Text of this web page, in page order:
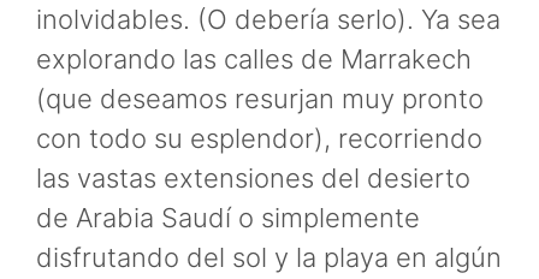
inolvidables. (O debería serlo). Ya sea
explorando las calles de Marrakech
(que deseamos resurjan muy pronto
con todo su esplendor), recorriendo
las vastas extensiones del desierto
de Arabia Saudí o simplemente
disfrutando del sol y la playa en algún